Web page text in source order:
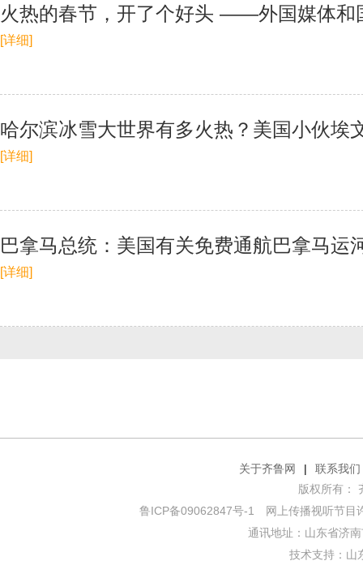
火热的春节，开了个好头 ——外国媒体和
[详细]
哈尔滨冰雪大世界有多火热？美国小伙埃
[详细]
巴拿马总统：美国有关免费通航巴拿马运
[详细]
关于齐鲁网 |
联系我们
版权所有：
鲁ICP备09062847号-1
网上传播视听节目
通讯地址：山东省济
技术支持： 山